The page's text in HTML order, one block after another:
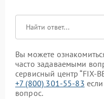
Вы можете
часто задаваемыми
сервисный центр “FIX-
+7 (800) 301-55-83
вопрос.